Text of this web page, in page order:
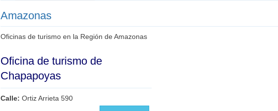
Amazonas
Oficinas de turismo en la Región de Amazonas
Oficina de turismo de
Chapapoyas
Calle: Ortiz Arrieta 590